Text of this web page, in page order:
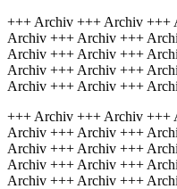
+++ Archiv +++ Archiv +++
Archiv +++ Archiv +++
Archiv +++ Archiv +++
Archiv +++ Archiv +++
Archiv +++ Archiv +++
+++ Archiv +++ Archiv +++
Archiv +++ Archiv +++
Archiv +++ Archiv +++
Archiv +++ Archiv +++
Archiv +++ Archiv +++